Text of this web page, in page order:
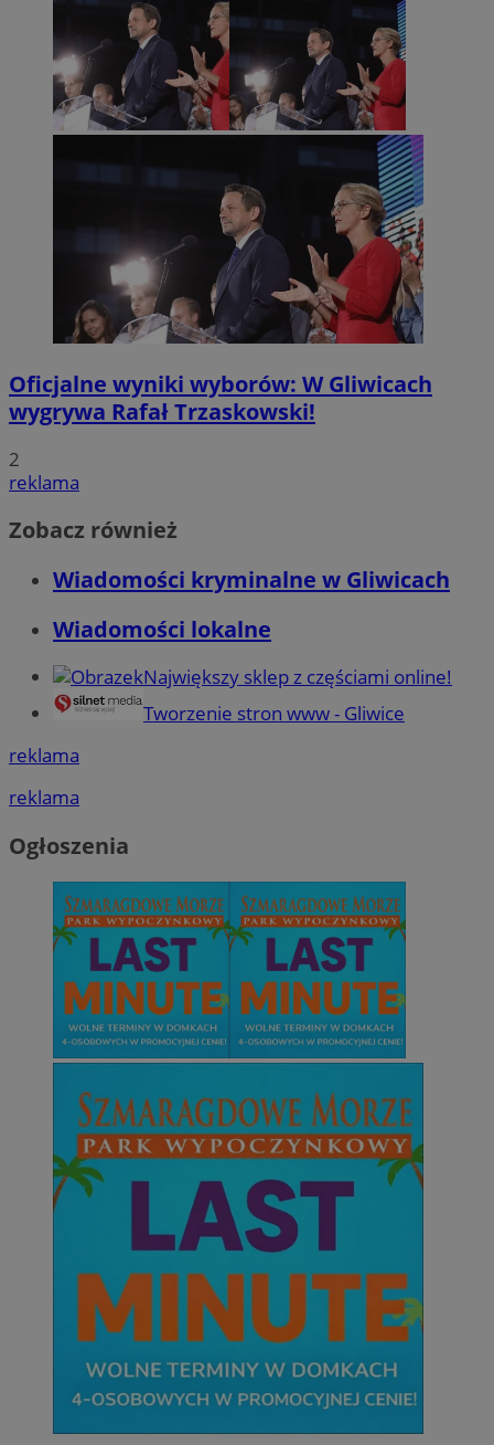
Oficjalne wyniki wyborów: W Gliwicach
wygrywa Rafał Trzaskowski!
2
reklama
Zobacz również
Wiadomości kryminalne w Gliwicach
Wiadomości lokalne
Największy sklep z częściami online!
Tworzenie stron www - Gliwice
reklama
reklama
Ogłoszenia